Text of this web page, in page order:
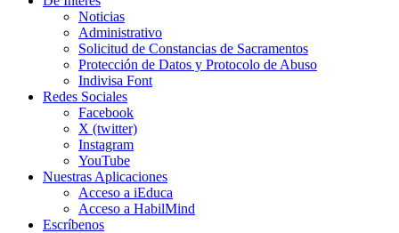
Noticias
Administrativo
Solicitud de Constancias de Sacramentos
Protección de Datos y Protocolo de Abuso
Indivisa Font
Redes Sociales
Facebook
X (twitter)
Instagram
YouTube
Nuestras Aplicaciones
Acceso a iEduca
Acceso a HabilMind
Escríbenos